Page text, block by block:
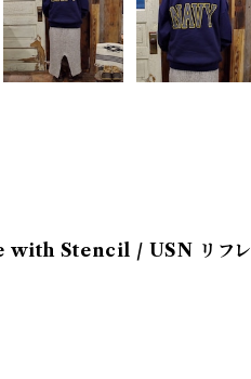
Stencil / USN リフレ